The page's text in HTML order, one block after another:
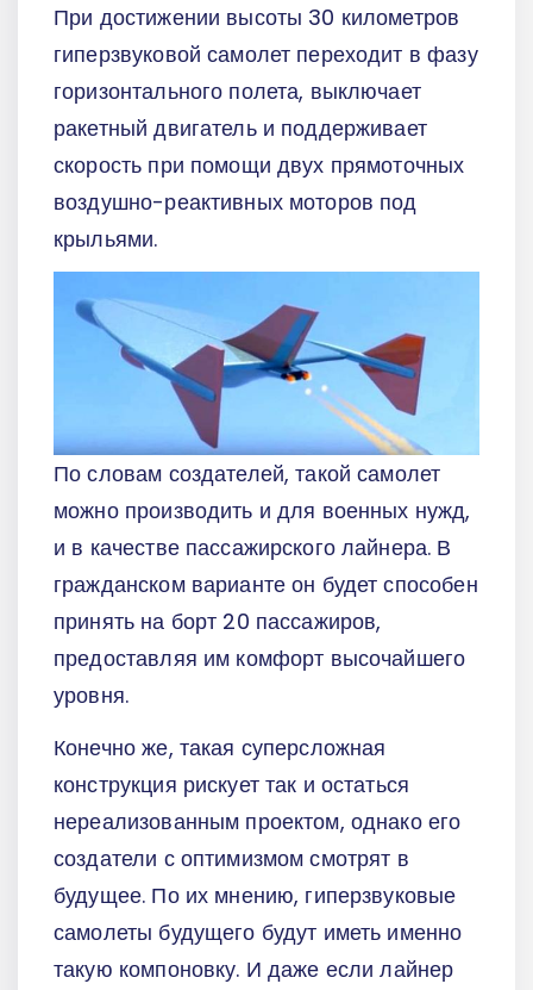
При достижении высоты 30 километров
гиперзвуковой самолет переходит в фазу
горизонтального полета, выключает
ракетный двигатель и поддерживает
скорость при помощи двух прямоточных
воздушно-реактивных моторов под
крыльями.
По словам создателей, такой самолет
можно производить и для военных нужд,
и в качестве пассажирского лайнера. В
гражданском варианте он будет способен
принять на борт 20 пассажиров,
предоставляя им комфорт высочайшего
уровня.
Конечно же, такая суперсложная
конструкция рискует так и остаться
нереализованным проектом, однако его
создатели с оптимизмом смотрят в
будущее. По их мнению, гиперзвуковые
самолеты будущего будут иметь именно
такую компоновку. И даже если лайнер